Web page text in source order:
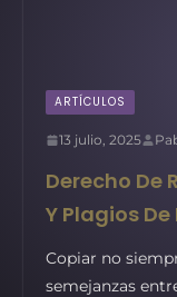
ARTÍCULOS
13 julio, 2025
Derecho De
Y Plagios
Copiar no
semejanzas